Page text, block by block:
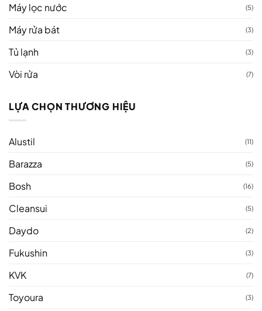
Máy lọc nước (5)
Máy rửa bát (3)
Tủ lạnh (3)
Vòi rửa (7)
LỰA CHỌN THƯƠNG HIỆU
Alustil (11)
Barazza (5)
Bosh (16)
Cleansui (5)
Daydo (2)
Fukushin (3)
KVK (7)
Toyoura (3)